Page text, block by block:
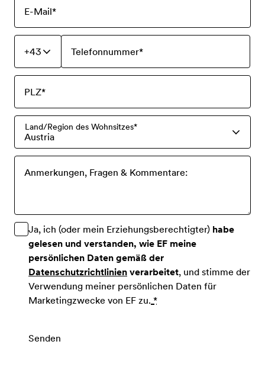
E-Mail*
+43 Telefonnummer*
PLZ*
Land/Region des Wohnsitzes*
Austria
Anmerkungen, Fragen & Kommentare:
Ja, ich (oder mein Erziehungsberechtigter) habe
gelesen und verstanden, wie EF meine
persönlichen Daten gemäß der
Datenschutzrichtlinienverarbeitet, und stimme der
Verwendung meiner persönlichen Daten für
Marketingzwecke von EF zu. *
Senden